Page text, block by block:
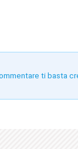
ti basta